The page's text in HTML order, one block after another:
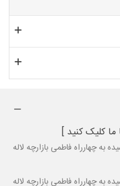
ما کلیک کنید ]
به چهارراه فاطمی بازارچه لاله
به چهارراه فاطمی بازارچه لاله